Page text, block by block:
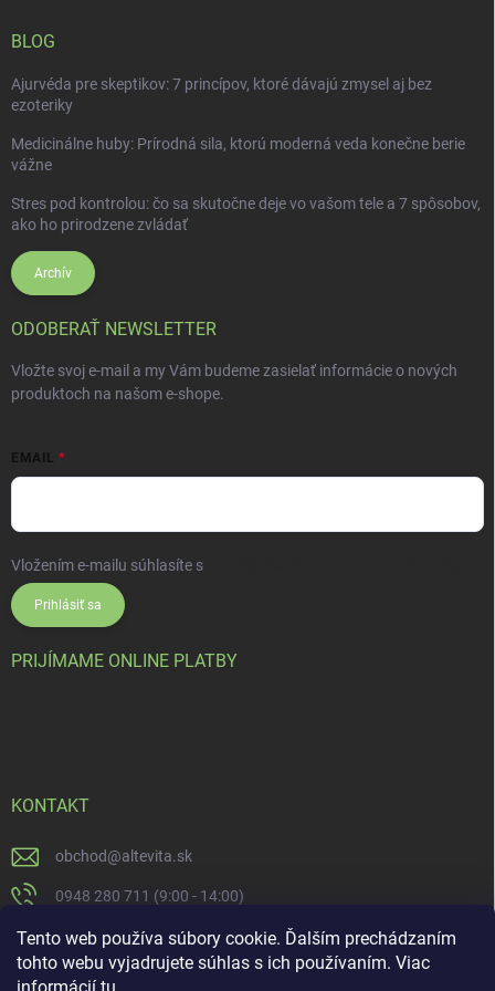
Tento web používa súbory cookie. Ďalším prechádzaním
tohto webu vyjadrujete súhlas s ich používaním. Viac
BLOG
Ajurvéda pre skeptikov: 7 princípov, ktoré dávajú zmysel aj bez
ezoteriky
Medicinálne huby: Prírodná sila, ktorú moderná veda konečne berie
vážne
Stres pod kontrolou: čo sa skutočne deje vo vašom tele a 7 spôsobov,
ako ho prirodzene zvládať
Archív
ODOBERAŤ NEWSLETTER
Vložte svoj e-mail a my Vám budeme zasielať informácie o nových
produktoch na našom e-shope.
EMAIL
Vložením e-mailu súhlasíte s
Prihlásiť sa
PRIJÍMAME ONLINE PLATBY
KONTAKT
obchod@altevita.sk
0948 280 711 (9:00 - 14:00)
Altevita.sk
altevita